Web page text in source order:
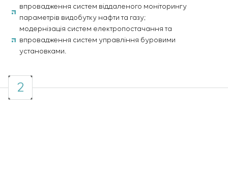
впровадження систем віддаленого моніторингу
параметрів видобутку нафти та газу;
модернізація систем електропостачання та
впровадження систем управління буровими
установками.
2